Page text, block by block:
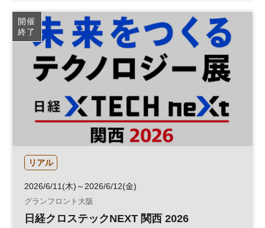
日経メッセ セキュリティ デザイン 働き方改革
投資 リテールテック フランチャイズ
JAPAN SHOP DX フランチャイズ・ショー
開催
終了
リアル
2026/6/11(木)～2026/6/12(金)
グランフロント大阪
日経クロステックNEXT 関西 2026